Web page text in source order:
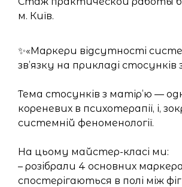
м. Київ.
✨«Маркери відсутності
зв’язку на прикладі стосунків
Тема стосунків з матір’ю —
кореневих в психотерапії, і,
системній феноменології.
На цьому майстер-класі ми:
– розібрали 4 основних
спостерігаються в полі між